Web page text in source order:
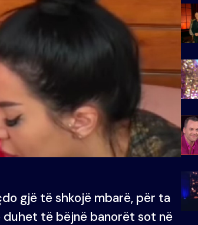
gjë të shkojë mbarë, për ta
të bëjnë banorët sot në